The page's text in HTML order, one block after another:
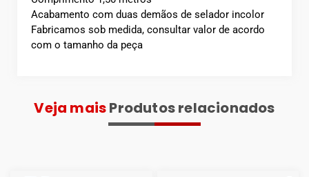
Acabamento com duas demãos de selador incolor
Fabricamos sob medida, consultar valor de acordo
com o tamanho da peça
Veja maisProdutos relacionados